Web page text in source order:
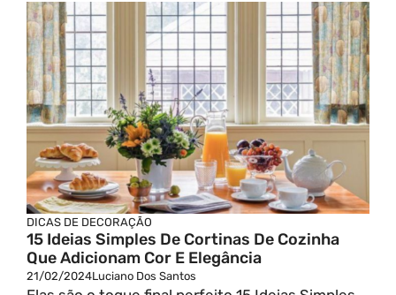
DICAS DE DECORAÇÃO
15 Ideias Simples De Cortinas De Cozinha
Que Adicionam Cor E Elegância
21/02/2024Luciano Dos Santos